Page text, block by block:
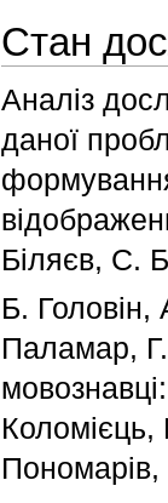
Стан
Аналіз
даної
Біляєв, С.
Б.
Паламар,